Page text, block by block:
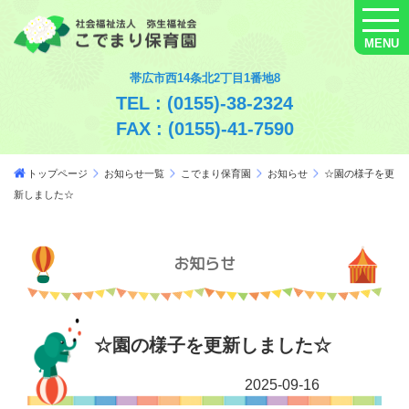
帯広市西14条北2丁目1番地8
TEL : (0155)-38-2324
FAX : (0155)-41-7590
MENU
トップページ お知らせ一覧 こでまり保育園 お知らせ
☆園の様子を更
新しました☆
お知らせ
☆園の様子を更新しました☆
2025-09-16